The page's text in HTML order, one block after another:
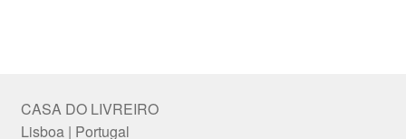
CASA DO LIVREIRO
Lisboa | Portugal